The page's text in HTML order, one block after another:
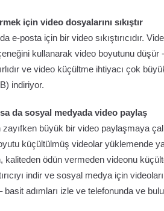
için video dosyalarını sıkıştır
e-posta için bir video sıkıştırıcıdır.
kullanarak video boyutunu
ve video küçültme ihtiyacı çok
indiriyor.
da sosyal medyada video paylaş
büyük bir video paylaşmaya
küçültülmüş videolar yüklemende
kaliteden ödün vermeden videonu
indir ve sosyal medya için
adımları izle ve telefonunda ve